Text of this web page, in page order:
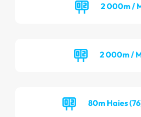
2 000m /
2 000m /
80m Haies